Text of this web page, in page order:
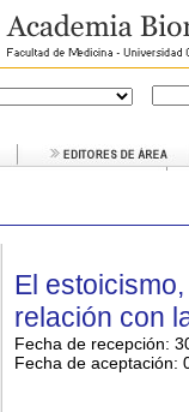
El
relación con
Fecha de recepción:
Fecha de aceptación: